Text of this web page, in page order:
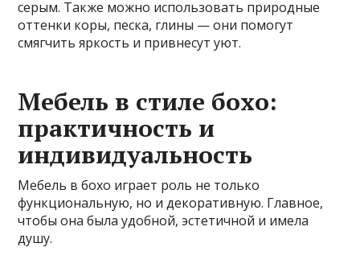
серым. Также можно использовать природные
оттенки коры, песка, глины — они помогут
смягчить яркость и привнесут уют.
Мебель в стиле бохо:
практичность и
индивидуальность
Мебель в бохо играет роль не только
функциональную, но и декоративную. Главное,
чтобы она была удобной, эстетичной и имела
душу.